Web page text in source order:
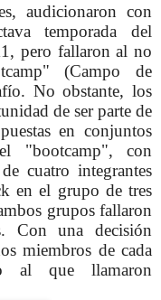
audicionaron con
temporada del
pero fallaron al no
(Campo de
No obstante, los
de ser parte de
en conjuntos
"bootcamp", con
cuatro integrantes
en el grupo de tres
grupos fallaron
Con una decisión
miembros de cada
al que llamaron